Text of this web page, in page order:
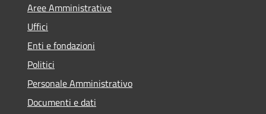
Aree Amministrative
Uffici
Enti e fondazioni
Politici
Personale Amministrativo
Documenti e dati